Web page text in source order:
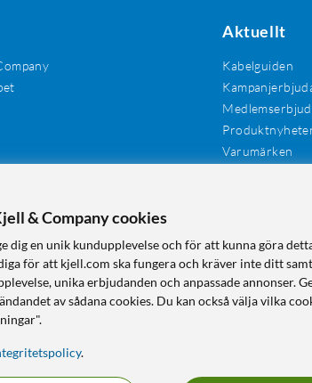
Aktuellt
Kabelguiden
Varumärken
& Company cookies
dig en unik kundupplevelse och för att kunna göra
för att kjell.com ska fungera och kräver inte ditt
unika erbjudanden och anpassade annonser.
av sådana cookies. Du kan också välja vilka
.